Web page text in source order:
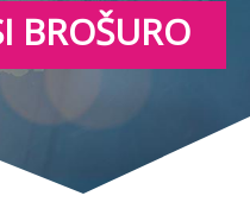
BROŠURO